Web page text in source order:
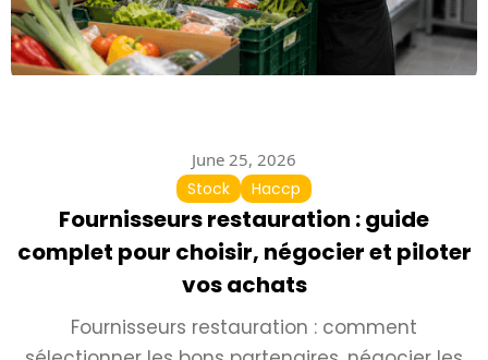
June 25, 2026
Stock
Haccp
Fournisseurs restauration : guide
complet pour choisir, négocier et piloter
vos achats
Fournisseurs restauration : comment